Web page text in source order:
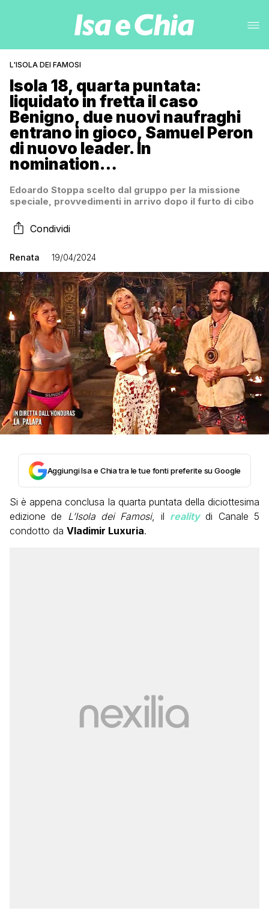
L'ISOLA DEI FAMOSI
Isola 18, quarta puntata:
liquidato in fretta il caso
Benigno, due nuovi naufraghi
entrano in gioco, Samuel Peron
di nuovo leader. In
nomination…
Edoardo Stoppa scelto dal gruppo per la missione
speciale, provvedimenti in arrivo dopo il furto di cibo
Condividi
Renata 19/04/2024
Aggiungi Isa e Chia tra le tue fonti preferite su Google
Si è appena conclusa la quarta puntata della diciottesima
edizione de
L’Isola dei Famosi, il realitydi Canale 5
condotto da Vladimir Luxuria.